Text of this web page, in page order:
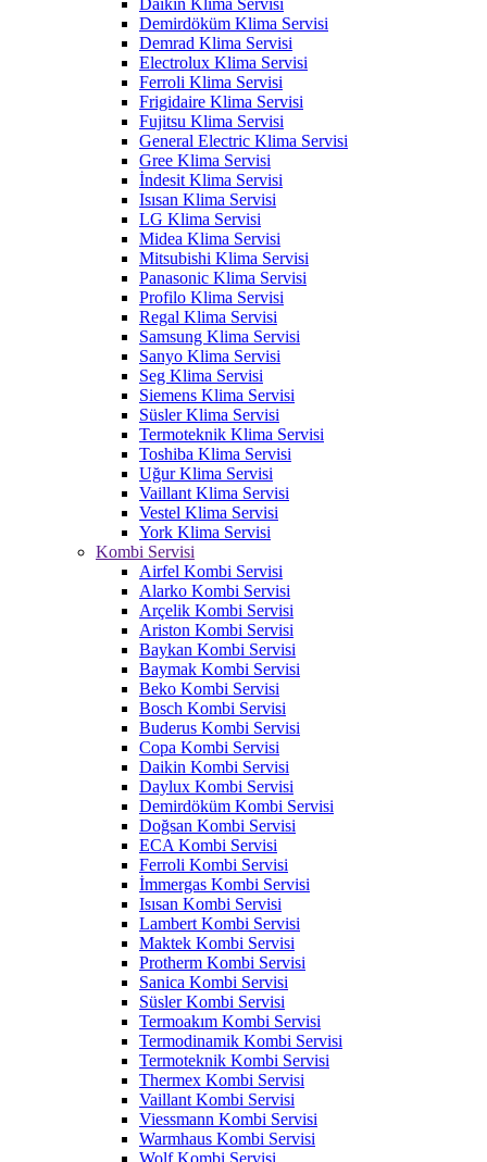
Daikin Klima Servisi
Demirdöküm Klima Servisi
Demrad Klima Servisi
Electrolux Klima Servisi
Ferroli Klima Servisi
Frigidaire Klima Servisi
Fujitsu Klima Servisi
General Electric Klima Servisi
Gree Klima Servisi
İndesit Klima Servisi
Isısan Klima Servisi
LG Klima Servisi
Midea Klima Servisi
Mitsubishi Klima Servisi
Panasonic Klima Servisi
Profilo Klima Servisi
Regal Klima Servisi
Samsung Klima Servisi
Sanyo Klima Servisi
Seg Klima Servisi
Siemens Klima Servisi
Süsler Klima Servisi
Termoteknik Klima Servisi
Toshiba Klima Servisi
Uğur Klima Servisi
Vaillant Klima Servisi
Vestel Klima Servisi
York Klima Servisi
Kombi Servisi
Airfel Kombi Servisi
Alarko Kombi Servisi
Arçelik Kombi Servisi
Ariston Kombi Servisi
Baykan Kombi Servisi
Baymak Kombi Servisi
Beko Kombi Servisi
Bosch Kombi Servisi
Buderus Kombi Servisi
Copa Kombi Servisi
Daikin Kombi Servisi
Daylux Kombi Servisi
Demirdöküm Kombi Servisi
Doğsan Kombi Servisi
ECA Kombi Servisi
Ferroli Kombi Servisi
İmmergas Kombi Servisi
Isısan Kombi Servisi
Lambert Kombi Servisi
Maktek Kombi Servisi
Protherm Kombi Servisi
Sanica Kombi Servisi
Süsler Kombi Servisi
Termoakım Kombi Servisi
Termodinamik Kombi Servisi
Termoteknik Kombi Servisi
Thermex Kombi Servisi
Vaillant Kombi Servisi
Viessmann Kombi Servisi
Warmhaus Kombi Servisi
Wolf Kombi Servisi